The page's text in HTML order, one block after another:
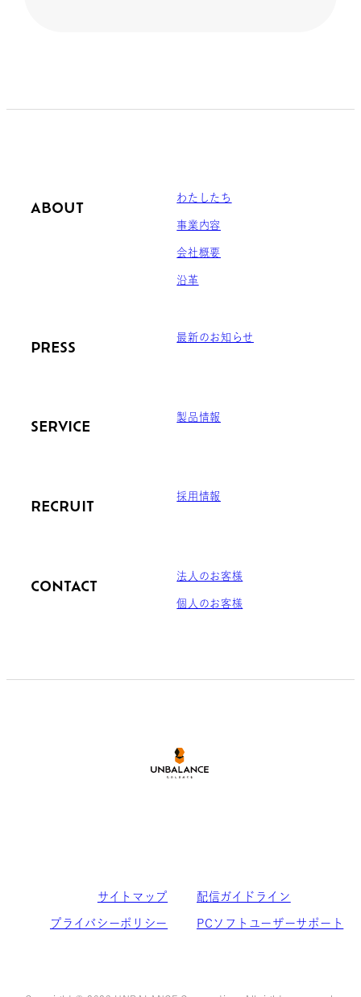
ABOUT
わたしたち
事業内容
会社概要
沿革
PRESS
最新のお知らせ
SERVICE
製品情報
RECRUIT
採用情報
CONTACT
法人のお客様
個人のお客様
サイトマップ 配信ガイドライン
プライバシーポリシー PCソフトユーザーサポート